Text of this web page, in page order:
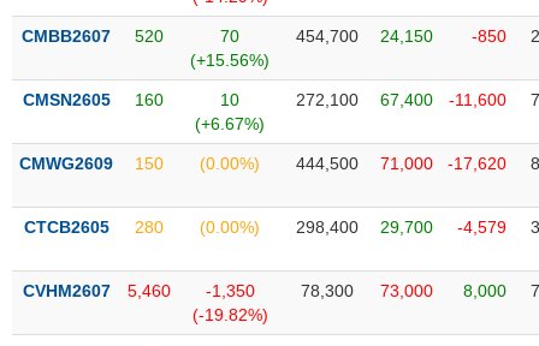
quan
dịch
chính
tích
thuật
sơ
CMBB2607 520
70
(+15.56%)
454,700 24,150 -850
CMSN2605 160
10
(+6.67%)
272,100 67,400 -11,600
CMWG2609 150 (0.00%) 444,500 71,000 -17,620
CTCB2605 280 (0.00%) 298,400 29,700 -4,579
CVHM2607 5,460
-1,350
(-19.82%)
78,300 73,000 8,000
SECTOR
NĂNG